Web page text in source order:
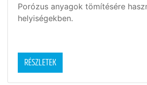
Porózus anyagok tömítésére
helyiségekben.
RÉSZLETEK